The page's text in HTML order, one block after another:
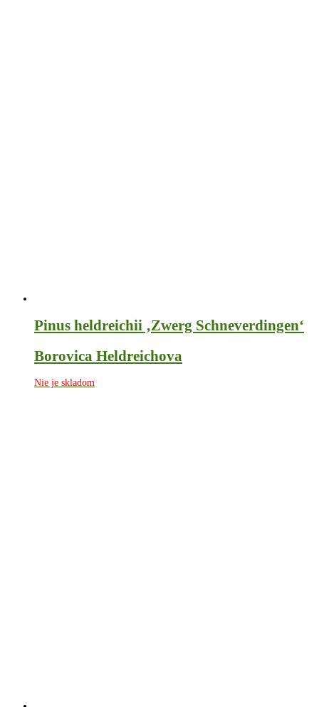
Pinus heldreichii ‚Zwerg Schneverdingen‘
Borovica Heldreichova
Nie je skladom